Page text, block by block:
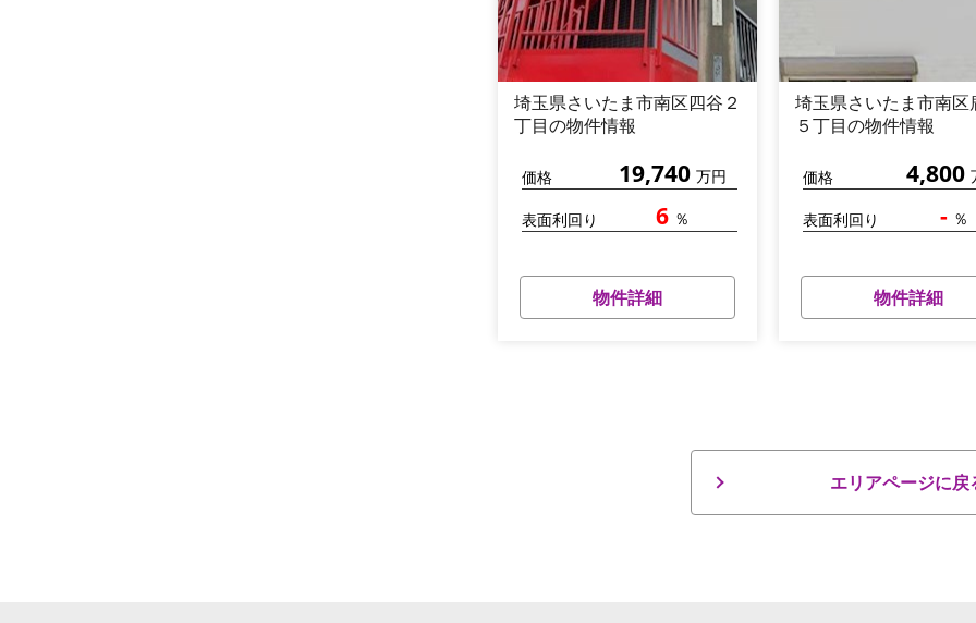
埼玉県さいたま市南区四谷２
丁目の物件情報
価格 19,740 万円
表面利回り 6 ％
物件詳細
埼玉県さいたま市南区
５丁目の物件情報
価格 4,800
表面利回り - ％
物件詳細
エリアページに戻